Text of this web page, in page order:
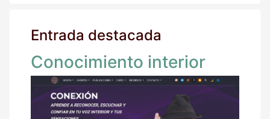
Entrada destacada
Conocimiento interior